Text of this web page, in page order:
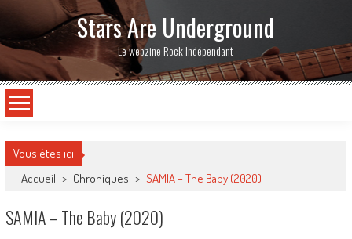
Stars Are Underground
Le webzine Rock Indépendant
Vous êtes ici
Accueil > Chroniques > SAMIA – The Baby (2020)
SAMIA – The Baby (2020)